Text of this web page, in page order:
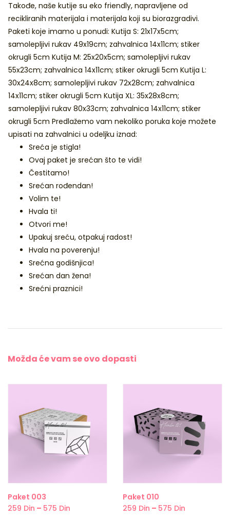
Takođe, naše kutije su eko friendly, napravljene od
recikliranih materijala i materijala koji su biorazgradivi.
Paketi koje imamo u ponudi: Kutija S: 21x17x5cm;
samolepljivi rukav 49x19cm; zahvalnica 14x11cm; stiker
okrugli 5cm Kutija M: 25x20x5cm; samolepljivi rukav
55x23cm; zahvalnica 14x11cm; stiker okrugli 5cm Kutija L:
30x24x8cm; samolepljivi rukav 72x28cm; zahvalnica
14x11cm; stiker okrugli 5cm Kutija XL: 35x28x8cm;
samolepljivi rukav 80x33cm; zahvalnica 14x11cm; stiker
okrugli 5cm Predlažemo vam nekoliko poruka koje možete
upisati na zahvalnici u odeljku iznad:
Sreća je stigla!
Ovaj paket je srećan što te vidi!
Čestitamo!
Srećan rođendan!
Volim te!
Hvala ti!
Otvori me!
Upakuj sreću, otpakuj radost!
Hvala na poverenju!
Srećna godišnjica!
Srećan dan žena!
Srećni praznici!
Možda će vam seovo dopasti
Paket 003
259 Din – 575 Din
Paket 010
259 Din – 575 Din